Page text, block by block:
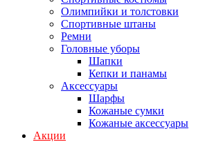
Олимпийки и толстовки
Спортивные штаны
Ремни
Головные уборы
Шапки
Кепки и панамы
Аксессуары
Шарфы
Кожаные сумки
Кожаные аксессуары
Акции